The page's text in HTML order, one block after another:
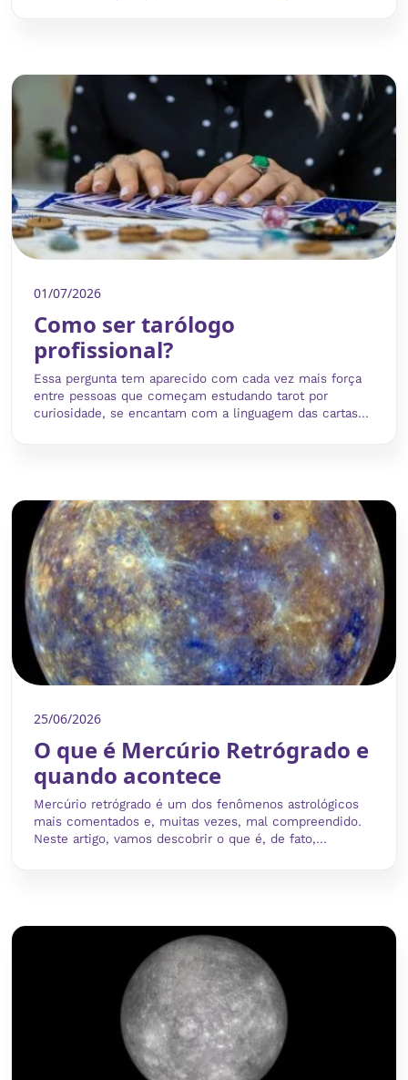
01/07/2026
Como ser tarólogo
profissional?
Essa pergunta tem aparecido com cada vez mais força
entre pessoas que começam estudando tarot por
curiosidade, se encantam com a linguagem das cartas...
25/06/2026
O que é Mercúrio Retrógrado e
quando acontece
Mercúrio retrógrado é um dos fenômenos astrológicos
mais comentados e, muitas vezes, mal compreendido.
Neste artigo, vamos descobrir o que é, de fato,...